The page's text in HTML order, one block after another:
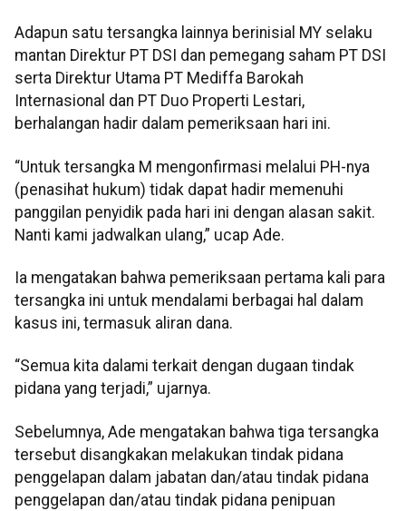
Adapun satu tersangka lainnya berinisial MY selaku
mantan Direktur PT DSI dan pemegang saham PT DSI
serta Direktur Utama PT Mediffa Barokah
Internasional dan PT Duo Properti Lestari,
berhalangan hadir dalam pemeriksaan hari ini.
“Untuk tersangka M mengonfirmasi melalui PH-nya
(penasihat hukum) tidak dapat hadir memenuhi
panggilan penyidik pada hari ini dengan alasan sakit.
Nanti kami jadwalkan ulang,” ucap Ade.
Ia mengatakan bahwa pemeriksaan pertama kali para
tersangka ini untuk mendalami berbagai hal dalam
kasus ini, termasuk aliran dana.
“Semua kita dalami terkait dengan dugaan tindak
pidana yang terjadi,” ujarnya.
Sebelumnya, Ade mengatakan bahwa tiga tersangka
tersebut disangkakan melakukan tindak pidana
penggelapan dalam jabatan dan/atau tindak pidana
penggelapan dan/atau tindak pidana penipuan